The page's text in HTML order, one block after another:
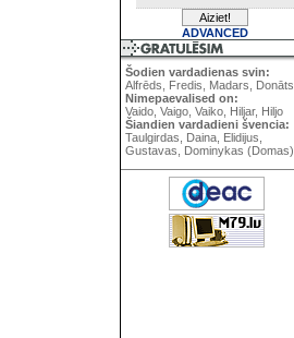
ADVANCED
Šodien vardadienas svin:
Alfrēds, Fredis, Madars, Donāts
Nimepaevalised on:
Vaido, Vaigo, Vaiko, Hiljar, Hiljo
Šiandien vardadieni švencia:
Taulgirdas, Daina, Elidijus,
Gustavas, Dominykas (Domas)